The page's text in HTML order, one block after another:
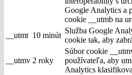
Google Analytics a
cookie __utmb na
__utmt 10 minút
Služba Google
cookie tak, aby
__utmv 2 roky
Súbor cookie
používateľa, aby
Analytics